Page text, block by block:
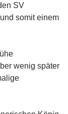
SV
somit einem
wenig später